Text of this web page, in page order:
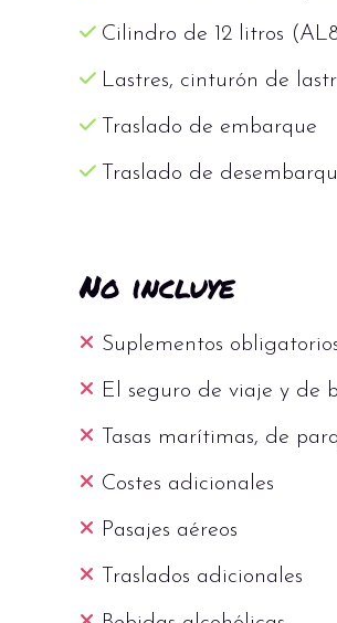
Cilindro de 12 litros
Lastres, cinturón de
Traslado de embarque
Traslado de
No incluye
Suplementos
El seguro de viaje y de
Tasas marítimas, de
Costes adicionales
Pasajes aéreos
Traslados adicionales